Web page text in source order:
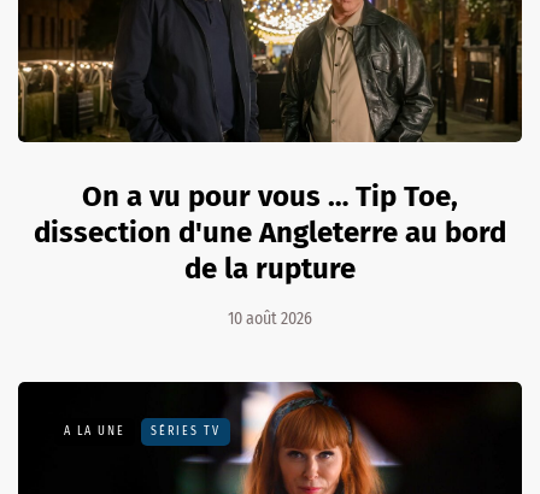
On a vu pour vous … Tip Toe,
dissection d'une Angleterre au bord
de la rupture
10 août 2026
A LA UNE SÉRIES TV